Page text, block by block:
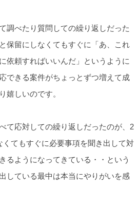
調べたり質問しての繰り返しだった
保留にしなくてもすぐに「あ、これ
依頼すればいいんだ」というように
できる案件がちょっとずつ増えて成
嬉しいのです。
て応対しての繰り返しだったのが、2
てもすぐに必要事項を聞き出して対
るようになってきている・・という
している最中は本当にやりがいを感